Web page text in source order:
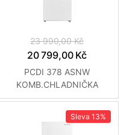
23 990,00 Kč
20 799,00 Kč
PCDI 378 ASNW
KOMB.CHLADNIČKA
PHILCO
Sleva 13%